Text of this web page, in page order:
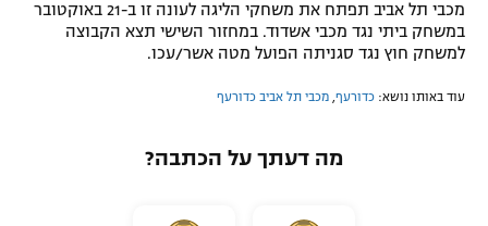
מכבי תל אביב תפתח את משחקי הליגה לעונה זו ב-21 באוקטובר
במשחק ביתי נגד מכבי אשדוד. במחזור השישי תצא הקבוצה
למשחק חוץ נגד סגניתה הפועל מטה אשר/עכו.
עוד באותו נושא: כדורעף מכבי תל אביב כדורעף
מה דעתך על הכתבה?